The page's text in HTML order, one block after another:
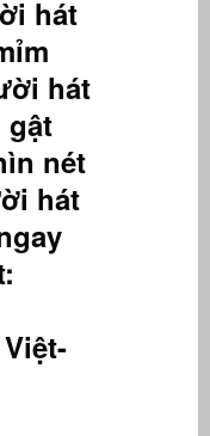
hát
hát
gật
nét
hát